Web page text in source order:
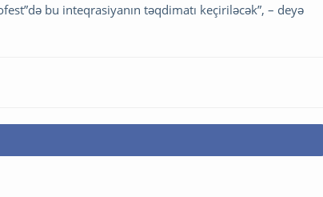
bu inteqrasiyanın təqdimatı keçiriləcək”, – deyə